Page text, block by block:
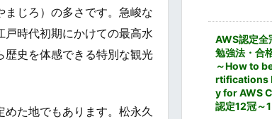
じろ）の多さです。急峻な
時代初期にかけての最高水
史を体感できる特別な観光
た地でもあります。松永久
AWS認定全
勉強法・合
～How to
rtifications
y for AWS
認定12冠～